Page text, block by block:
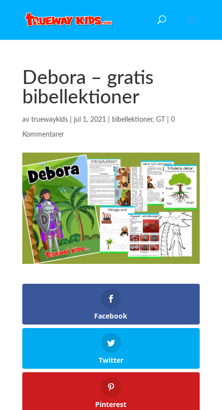
Debora – gratis
bibellektioner
av truewaykids| jul 1, 2021 bibellektioner, GT 0
Kommentarer
Facebook
Twitter
Pinterest